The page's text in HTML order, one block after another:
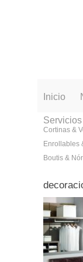
Inicio
Servicios
Cortinas &
Enrollables
Boutis &